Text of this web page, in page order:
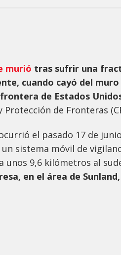
murió tras sufrir una
cuando cayó del
de Estados
Protección de Fronteras
el pasado 17 de
sistema móvil de
unos 9,6 kilómetros al
en el área de